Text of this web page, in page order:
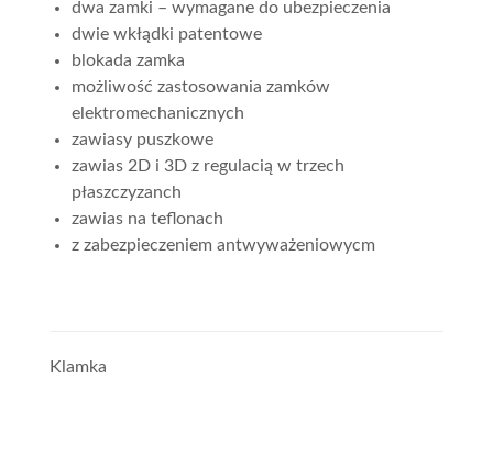
dwa zamki – wymagane do ubezpieczenia
dwie wkłądki patentowe
blokada zamka
możliwość zastosowania zamków
elektromechanicznych
zawiasy puszkowe
zawias 2D i 3D z regulacią w trzech
płaszczyzanch
zawias na teflonach
z zabezpieczeniem antwyważeniowycm
Klamka